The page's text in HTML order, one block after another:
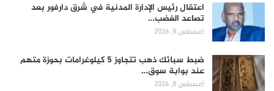
اعتقال رئيس الإدارة المدنية في شرق دارفور بعد
تصاعد الغضب…
أغسطس 8, 2026
ضبط سبائك ذهب تتجاوز 5 كيلوغرامات بحوزة متهم
عند بوابة سوق…
أغسطس 8, 2026